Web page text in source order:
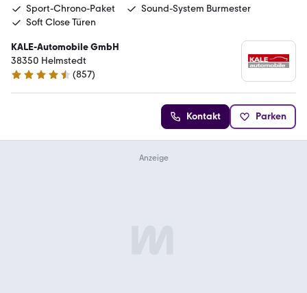
Sport-Chrono-Paket
Sound-System Burmester
Soft Close Türen
KALE-Automobile GmbH
38350 Helmstedt
4.7 Sterne
(857)
Kontakt Parken